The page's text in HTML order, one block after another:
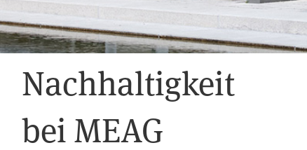
Nachhaltigkeit
bei MEAG